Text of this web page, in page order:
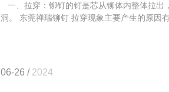
一、拉穿：铆钉的钉是芯从铆体内整体拉出
洞。 东莞禅瑞铆钉 拉穿现象主要产生的原因
06-26 /2024